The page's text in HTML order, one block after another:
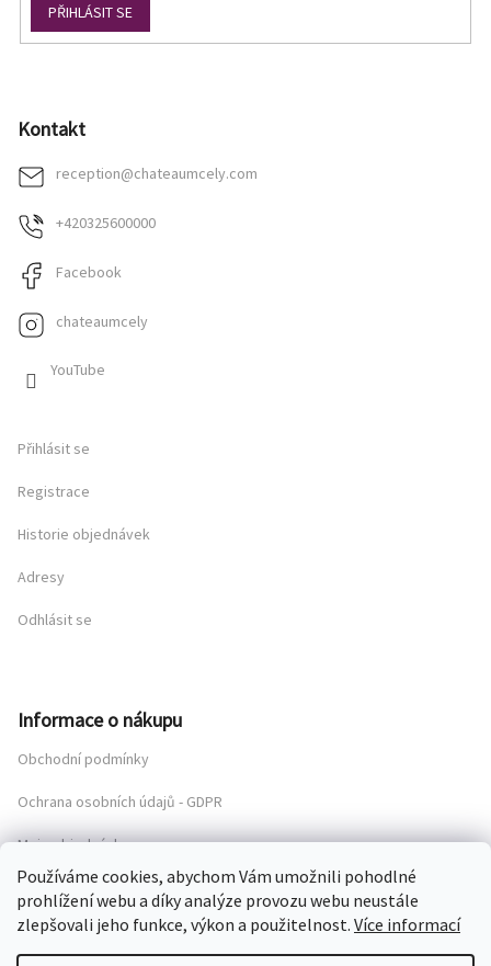
Používáme cookies, abychom Vám umožnili pohodlné
prohlížení webu a díky analýze provozu webu neustále
zlepšovali jeho funkce, výkon a použitelnost. Více informací
PŘIHLÁSIT SE
Kontakt
reception@chateaumcely.com
+420325600000
Facebook
chateaumcely
YouTube
Přihlásit se
Registrace
Historie objednávek
Adresy
Odhlásit se
Informace o nákupu
Obchodní podmínky
Ochrana osobních údajů - GDPR
Moje objednávka